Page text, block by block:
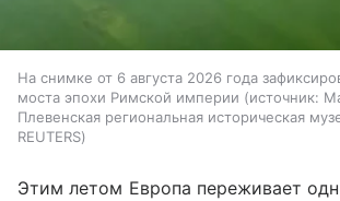
На снимке от 6 августа 2026 года
моста эпохи Римской империи
источник:
Плевенская региональная историческая
REUTERS
Этим летом Европа переживает